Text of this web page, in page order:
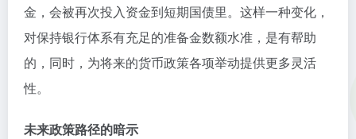
金，会被再次投入资金到短期国债里。这样一种变化，
对保持银行体系有充足的准备金数额水准，是有帮助
的，同时，为将来的货币政策各项举动提供更多灵活
性。
未来政策路径的暗示